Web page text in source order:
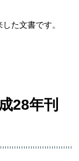
た文書です。
28年刊